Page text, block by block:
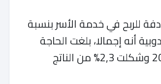
للربح في خدمة الأسر بنسبة
19,1%. وأكدت المندوبية أنه إجمالا، بلغت الحاجة
إلى تمويل الاقتصاد الوطني 29,1 مليار درهم سنة 2021 وشكلت 2,3% من الناتج